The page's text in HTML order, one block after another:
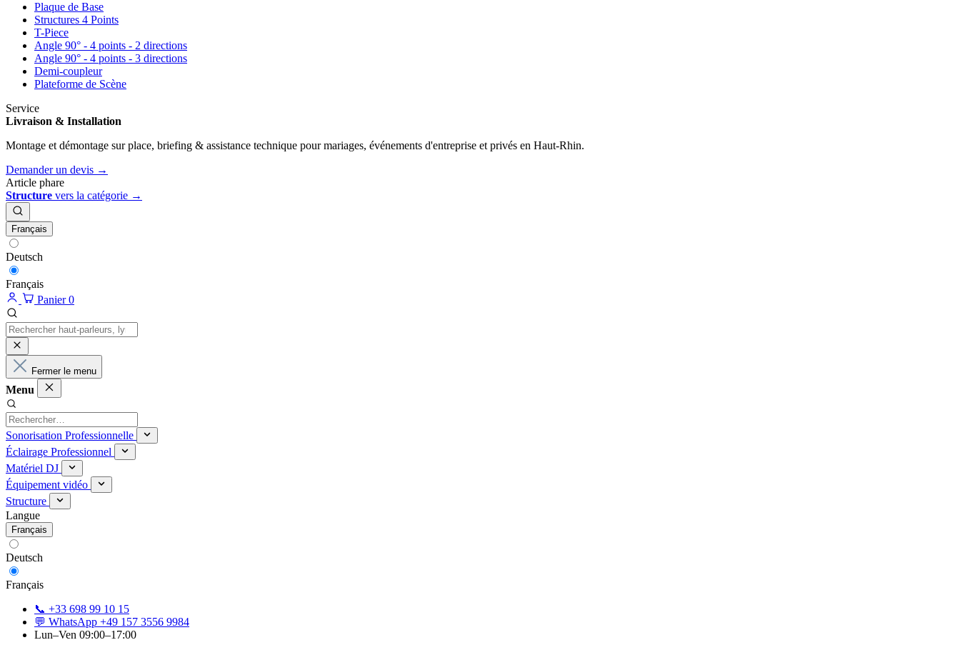
Plaque de Base
Structures 4 Points
T-Piece
Angle 90° - 4 points - 2 directions
Angle 90° - 4 points - 3 directions
Demi-coupleur
Plateforme de Scène
Service
Livraison & Installation
Montage et démontage sur place, briefing & assistance technique pour mariages, événements d'entreprise et privés en Haut-Rhin.
Demander un devis →
Article phare
Structure vers la catégorie →
Français
Deutsch
Français
Panier 0
Fermer le menu
Menu
Sonorisation Professionnelle
Éclairage Professionnel
Matériel DJ
Équipement vidéo
Structure
Langue
Français
Deutsch
Français
📞 +33 698 99 10 15
💬 WhatsApp +49 157 3556 9984
Lun–Ven 09:00–17:00